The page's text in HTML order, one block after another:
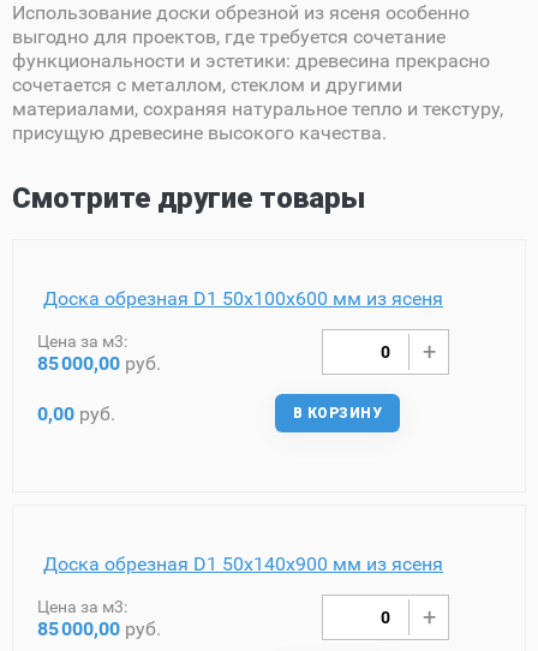
Использование доски обрезной из ясеня особенно
выгодно для проектов, где требуется сочетание
функциональности и эстетики: древесина прекрасно
сочетается с металлом, стеклом и другими
материалами, сохраняя натуральное тепло и текстуру,
присущую древесине высокого качества.
Смотрите другие товары
Доска обрезная D1 50х100х600 мм из ясеня
Цена за м3:
85000,00 руб.
0,00 руб. В КОРЗИНУ
Доска обрезная D1 50х140х900 мм из ясеня
Цена за м3:
85000,00 руб.